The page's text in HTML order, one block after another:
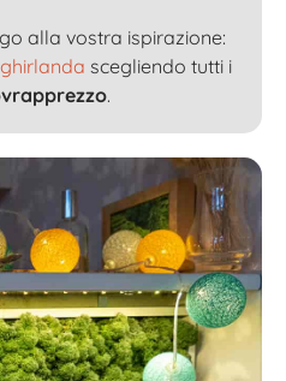
alla vostra ispirazione:
scegliendo tutti i
.